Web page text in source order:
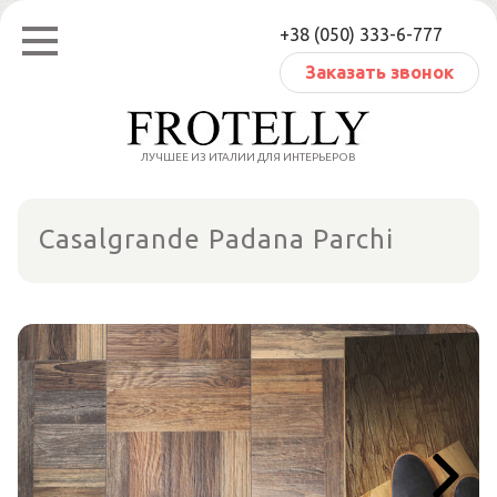
Перейти
содержанию
+38 (050) 333-6-777
Заказать звонок
ЛУЧШЕЕ ИЗ ИТАЛИИ ДЛЯ ИНТЕРЬЕРОВ
Casalgrande Padana Parchi